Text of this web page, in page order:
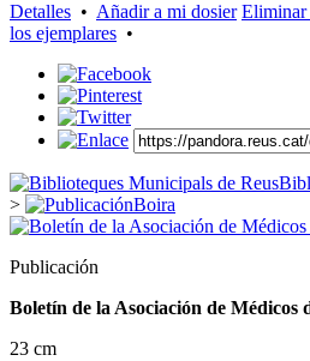
Detalles • Añadir a mi dosier Eliminar
los ejemplares •
>
Boira
Publicación
Boletín de la Asociación de Médicos
23 cm